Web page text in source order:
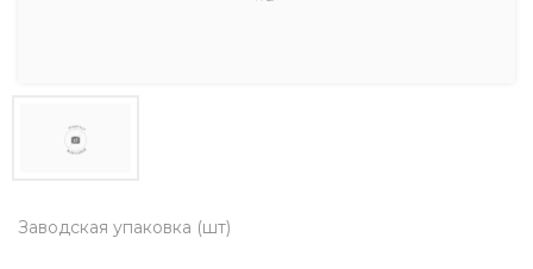
Заводская упаковка (шт)